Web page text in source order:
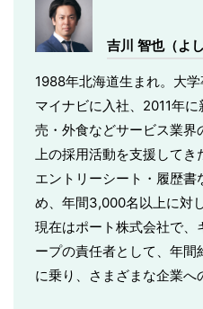
吉川 智也（よ
1988年北海道生まれ。大
マイナビに入社、2011年
売・外食などサービス業
上の採用活動を支援して
エントリーシート・履歴
め、年間3,000名以上に対
現在はポート株式会社で
ープの責任者として、年
に乗り、さまざまな企業へ